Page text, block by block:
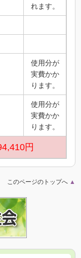
れます。
使用分が
実費かか
ります。
使用分が
実費かか
ります。
円
このページのトップへ ▲